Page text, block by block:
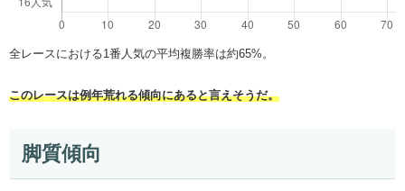
全レースにおける1番人気の平均複勝率は約65%。
このレースは例年荒れる傾向にあると言えそうだ。
脚質傾向